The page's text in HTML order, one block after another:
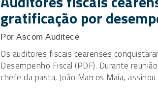
gratificação por
Por Ascom Auditece
Os auditores fiscais cearenses
Desempenho Fiscal (PDF). Durante
chefe da pasta, João Marcos Maia,